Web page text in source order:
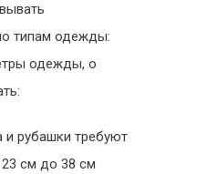
типам одежды:
одежды, о
и рубашки требуют
см до 38 см